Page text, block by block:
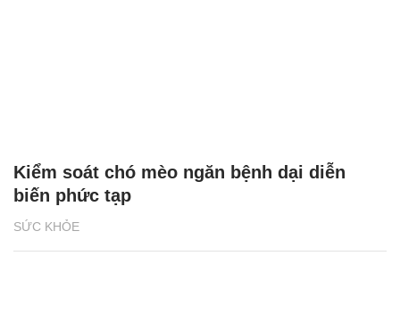
SỨC KHỎE
Kiểm soát chó mèo ngăn bệnh dại diễn
biến phức tạp